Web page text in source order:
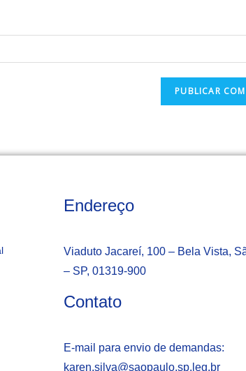
Endereço
Viaduto Jacareí, 100 – Bela Vista,
– SP, 01319-900
Contato
E-mail para envio de demandas:
karen.silva@saopaulo.sp.leg.br